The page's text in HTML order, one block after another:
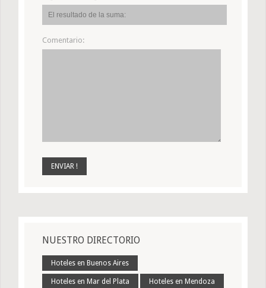
Comentario:
NUESTRO DIRECTORIO
Hoteles en Buenos Aires
Hoteles en Mar del Plata Hoteles en Mendoza